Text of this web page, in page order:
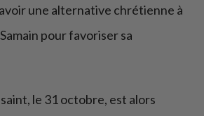
une alternative chrétienne à
pour favoriser sa
le 31 octobre, est alors